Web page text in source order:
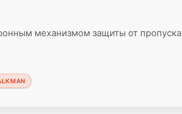
механизмом защиты от